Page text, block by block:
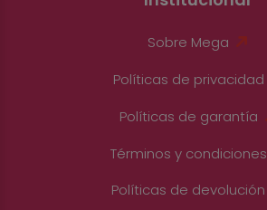
Sobre Mega
Políticas de privacidad
Políticas de garantía
Términos y condiciones
Políticas de devolución